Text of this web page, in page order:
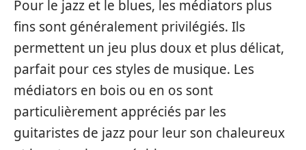
Pour le jazz et le blues, les médiators plus
fins sont généralement privilégiés. Ils
permettent un jeu plus doux et plus délicat,
parfait pour ces styles de musique. Les
médiators en bois ou en os sont
particulièrement appréciés par les
guitaristes de jazz pour leur son chaleureux